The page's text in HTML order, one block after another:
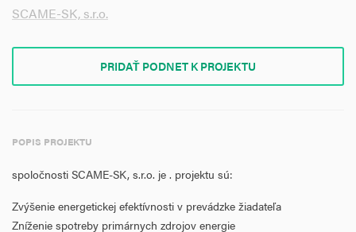
SCAME-SK, s.r.o.
PRIDAŤ PODNET K PROJEKTU
POPIS PROJEKTU
spoločnosti SCAME-SK, s.r.o. je . projektu sú:
Zvýšenie energetickej efektívnosti v prevádzke žiadateľa
Zníženie spotreby primárnych zdrojov energie